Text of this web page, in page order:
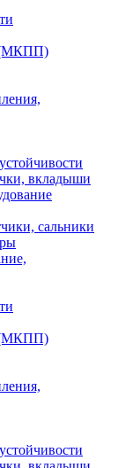
(МКПП)
вкладыши
сальники
(МКПП)